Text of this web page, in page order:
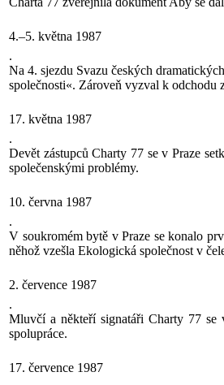
4.–5. května 1987
.
Na 4. sjezdu Svazu českých
společnosti«. Zároveň vyzval k odchodu
17. května 1987
.
Devět zástupců Charty 77 se v Praze
společenskými problémy.
10. června 1987
.
V soukromém bytě v Praze se konalo
něhož vzešla Ekologická společnost v
2. července 1987
.
Mluvčí a někteří signatáři Charty 77 se
spolupráce.
17. července 1987